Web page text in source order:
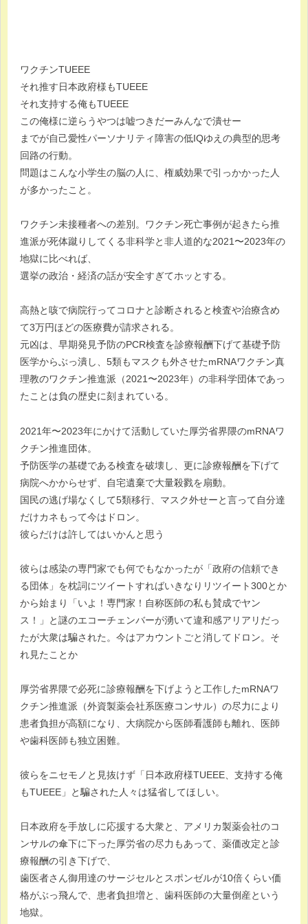
ワクチンTUEEE
それ推す日本政府様もTUEEE
それ支持する俺もTUEEE
この俺様に逆らうやつは嘘つきだーみんなで潰せー
までが自己愛性パーソナリティ障害の低IQゆえの典型的思考
回路の行動。
問題はこんな小学生の脳の人に、権威効果で引っかかった人
が多かったこと。
ワクチン未接種者への差別。ワクチン死亡事例が起きたら推
進派が死体蹴りしてくる非科学と非人道的な2021〜2023年の
地獄に比べれば、
選挙の政治・経済の話が安全すぎてホッとする。
高熱と咳で病院行ってコロナと診断されると検査や治療含め
て3万円ほどの医療費が請求される。
元凶は、早期発見予防のPCR検査を診療報酬下げて基礎予防
医学からぶっ潰し、5類もマスクも外させたmRNAワクチン真
理教のワクチン推進派（2021〜2023年）の非科学団体であっ
たことは負の歴史に刻まれている。
2021年〜2023年にかけて活動していた厚労省界隈のmRNAワ
クチン推進団体。
予防医学の基礎である検査を破壊し、更に診療報酬を下げて
病院へかからせず、自宅遺棄で大量殺戮を扇動。
国民の逃げ場なくして5類移行、マスク外せーと言って自分達
だけカネもって今はドロン。
彼らだけは許してはいかんと思う
彼らは感染の専門家でも何でもなかったが「政府の信頼でき
る団体」を枕詞にツイートすればいきなりリツイート300とか
から始まり「いよ！専門家！自称医師の私も賛成でヤン
ス！」と謎のエコーチェンバーが湧いて違和感アリアリだっ
たが大衆は騙された。今はアカウントごと消してドロン。そ
れ見たことか
厚労省界隈で必死に診療報酬を下げようと工作したmRNAワ
クチン推進派（外資製薬会社系医療コンサル）の尽力により
患者負担が高額になり、大病院から医師看護師も離れ、医師
や歯科医師も独立困難。
彼らをニセモノと見抜けず「日本政府様TUEEE、支持する俺
もTUEEE」と騙された人々は猛省してほしい。
日本政府を手放しに応援する大衆と、アメリカ製薬会社のコ
ンサルの傘下に下った厚労省の尽力もあって、薬価改定と診
療報酬の引き下げで、
歯医者さん御用達のサージセルとスポンゼルが10倍くらい価
格がぶっ飛んで、患者負担増と、歯科医師の大量倒産という
地獄。